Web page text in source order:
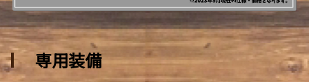
専用装備